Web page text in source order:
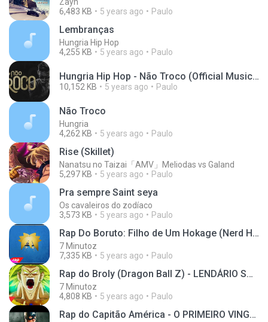
6,483 KB
5 years ago Paulo
Lembranças
Hungria Hip Hop
4,255 KB
5 years ago Paulo
Hungria Hip Hop - Não Troco (Official Music).webm
10,152 KB 5 years ago Paulo
Não Troco
Hungria
4,262 KB
5 years ago Paulo
Rise (Skillet)
Nanatsu no Taizai「AMV」Meliodas vs Galand
5,297 KB
5 years ago Paulo
Pra sempre Saint seya
Os cavaleiros do zodíaco
3,573 KB
5 years ago Paulo
Rap Do Boruto: Filho de Um Hokage (Nerd Hits)
7 Minutoz
7,335 KB
5 years ago Paulo
Rap do Broly (Dragon Ball Z) - LENDÁRIO SUPER SAIY
7 Minutoz
4,808 KB
5 years ago Paulo
Rap do Capitão América - O PRIMEIRO VINGADOR | NERD HITS